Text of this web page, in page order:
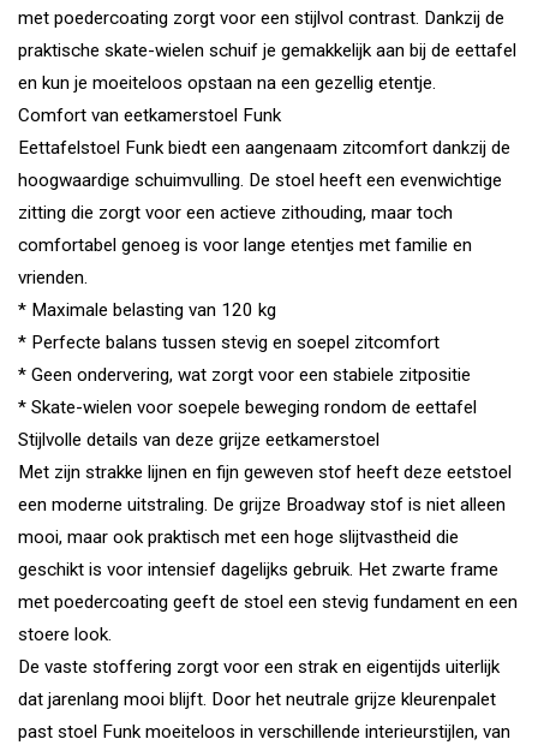
met poedercoating zorgt voor een stijlvol contrast. Dankzij de
praktische skate-wielen schuif je gemakkelijk aan bij de eettafel
en kun je moeiteloos opstaan na een gezellig etentje.
Comfort van eetkamerstoel Funk
Eettafelstoel Funk biedt een aangenaam zitcomfort dankzij de
hoogwaardige schuimvulling. De stoel heeft een evenwichtige
zitting die zorgt voor een actieve zithouding, maar toch
comfortabel genoeg is voor lange etentjes met familie en
vrienden.
* Maximale belasting van 120 kg
* Perfecte balans tussen stevig en soepel zitcomfort
* Geen ondervering, wat zorgt voor een stabiele zitpositie
* Skate-wielen voor soepele beweging rondom de eettafel
Stijlvolle details van deze grijze eetkamerstoel
Met zijn strakke lijnen en fijn geweven stof heeft deze eetstoel
een moderne uitstraling. De grijze Broadway stof is niet alleen
mooi, maar ook praktisch met een hoge slijtvastheid die
geschikt is voor intensief dagelijks gebruik. Het zwarte frame
met poedercoating geeft de stoel een stevig fundament en een
stoere look.
De vaste stoffering zorgt voor een strak en eigentijds uiterlijk
dat jarenlang mooi blijft. Door het neutrale grijze kleurenpalet
past stoel Funk moeiteloos in verschillende interieurstijlen, van